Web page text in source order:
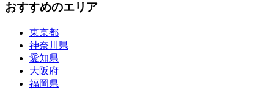
おすすめのエリア
東京都
神奈川県
愛知県
大阪府
福岡県